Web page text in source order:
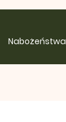
Nabożeństwa